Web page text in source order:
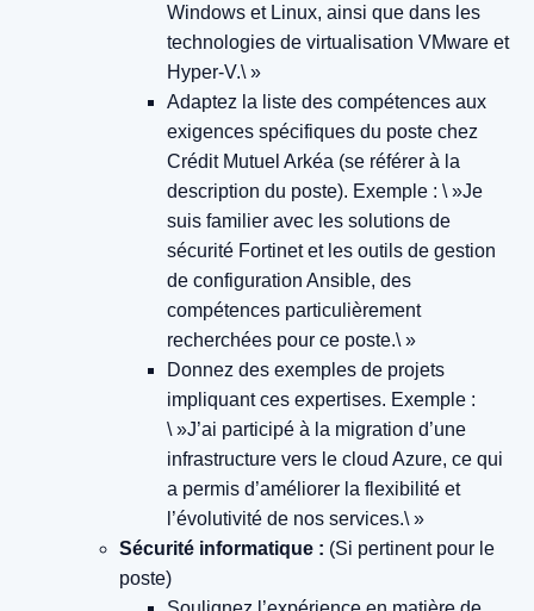
Windows et Linux, ainsi que dans les
technologies de virtualisation VMware et
Hyper-V.\ »
Adaptez la liste des compétences aux
exigences spécifiques du poste chez
Crédit Mutuel Arkéa (se référer à la
description du poste). Exemple : \ »Je
suis familier avec les solutions de
sécurité Fortinet et les outils de gestion
de configuration Ansible, des
compétences particulièrement
recherchées pour ce poste.\ »
Donnez des exemples de projets
impliquant ces expertises. Exemple :
\ »J’ai participé à la migration d’une
infrastructure vers le cloud Azure, ce qui
a permis d’améliorer la flexibilité et
l’évolutivité de nos services.\ »
Sécurité informatique : (Si pertinent pour le
poste)